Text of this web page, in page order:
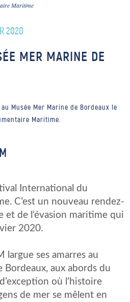
Maritime
2020
MER MARINE DE
Musée Mer Marine de Bordeaux le
Maritime.
International du
C’est un nouveau rendez-
et de l’évasion maritime qui
2020.
largue ses amarres au
aux abords du
où l’histoire
de mer se mêlent en